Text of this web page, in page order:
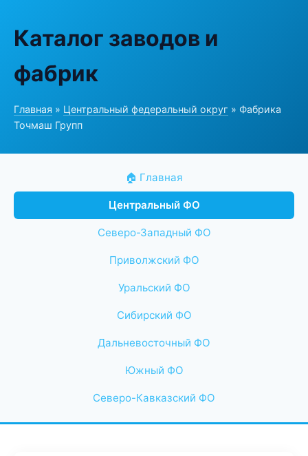
Каталог заводов и
фабрик
Главная » Центральный федеральный округ » Фабрика
Точмаш Групп
🏠 Главная
Центральный ФО
Северо-Западный ФО
Приволжский ФО
Уральский ФО
Сибирский ФО
Дальневосточный ФО
Южный ФО
Северо-Кавказский ФО